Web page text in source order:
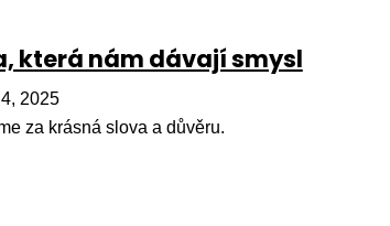
která nám dávají smysl
2025
za krásná slova a důvěru.